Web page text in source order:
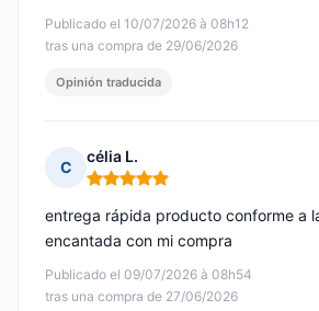
Publicado el 10/07/2026 à 08h12
tras una compra de 29/06/2026
Opinión traducida
C
célia L.
Nota: 5 de 5
Publicado el 09/07/2026 à 08h54
tras una compra de 27/06/2026
entrega rápida producto conforme a
encantada con mi compra